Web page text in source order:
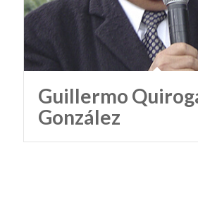
Guillermo
González